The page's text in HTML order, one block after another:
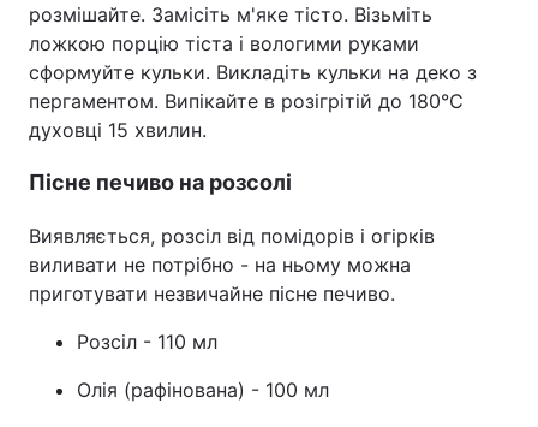
розмішайте. Замісіть м'яке тісто. Візьміть
ложкою порцію тіста і вологими руками
сформуйте кульки. Викладіть кульки на деко з
пергаментом. Випікайте в розігрітій до 180°C
духовці 15 хвилин.
Пісне печиво на розсолі
Виявляється, розсіл від помідорів і огірків
виливати не потрібно - на ньому можна
приготувати незвичайне пісне печиво.
Розсіл - 110 мл
Олія (рафінована) - 100 мл